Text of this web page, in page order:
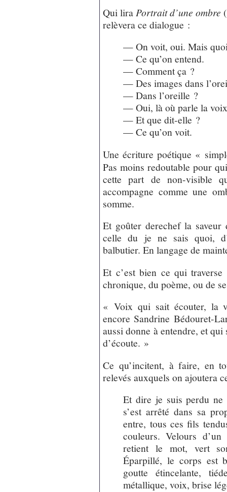
Qui lira Portrait d’une ombre
relèvera ce dialogue :
— On voit, oui. Mais
— Ce qu’on entend.
— Comment ça ?
— Des images dans
— Dans l’oreille ?
— Oui, là où parle la
— Et que dit-elle ?
— Ce qu’on voit.
Une écriture poétique «
Pas moins redoutable pour
cette part de non-visible
accompagne comme une
somme.
Et goûter derechef la saveur
celle du je ne sais quoi,
balbutier. En langage de
Et c’est bien ce qui
chronique, du poème, ou de
« Voix qui sait écouter, la
encore Sandrine Bédouret-
aussi donne à entendre, et
d’écoute. »
Ce qu’incitent, à faire, en
relevés auxquels on ajoutera
Et dire je suis perdu
s’est arrêté dans sa
entre, tous ces fils
couleurs. Velours
retient le mot, vert
Éparpillé, le corps est
goutte étincelante,
métallique, voix, brise